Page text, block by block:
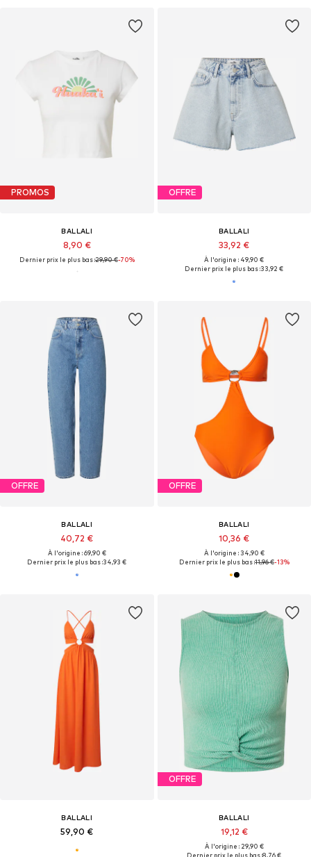
PROMOS
BALLALI
8,90 €
Dernier prix le plus bas :29,90 €-70%
OFFRE
BALLALI
33,92 €
À l'origine : 49,90 €
Dernier prix le plus bas :33,92 €
OFFRE
BALLALI
40,72 €
À l'origine : 69,90 €
Dernier prix le plus bas :34,93 €
OFFRE
BALLALI
10,36 €
À l'origine : 34,90 €
Dernier prix le plus bas :11,96 €-13%
BALLALI
59,90 €
OFFRE
BALLALI
19,12 €
À l'origine : 29,90 €
Dernier prix le plus bas :8,76 €